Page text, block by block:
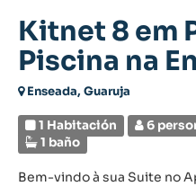
Kitnet 8 em
Piscina na
Enseada, Guaruja
1 Habitación 6
1 baño
Bem-vindo à sua Suite no